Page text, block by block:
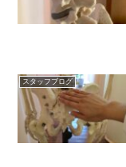
スタッフブログ